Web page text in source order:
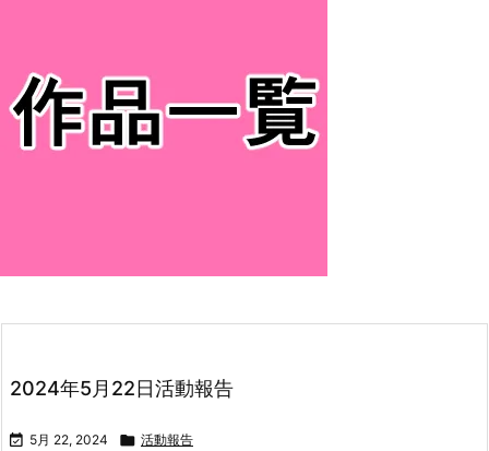
2024年5月22日活動報告
 5月 22, 2024  活動報告